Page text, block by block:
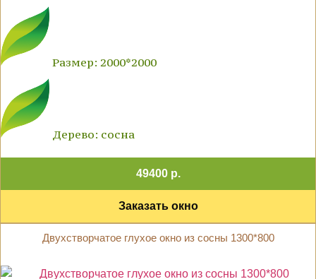
Размер: 2000*2000
Дерево: сосна
49400 р.
Заказать окно
Двухстворчатое глухое окно из сосны 1300*800